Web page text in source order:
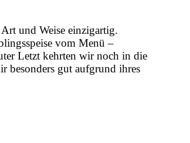
und Weise einzigartig.
vom Menü –
Letzt kehrten wir noch in die
besonders gut aufgrund ihres